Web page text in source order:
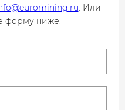
. Или
форму ниже: